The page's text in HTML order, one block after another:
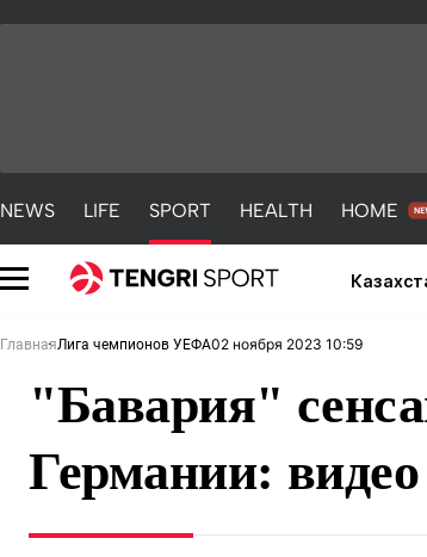
NEWS LIFE SPORT HEALTH HOME
NEWS
ГлавнаяЛига чемпионов УЕФА02 ноября 2023 10:59
"Бавария"
Германии: видео